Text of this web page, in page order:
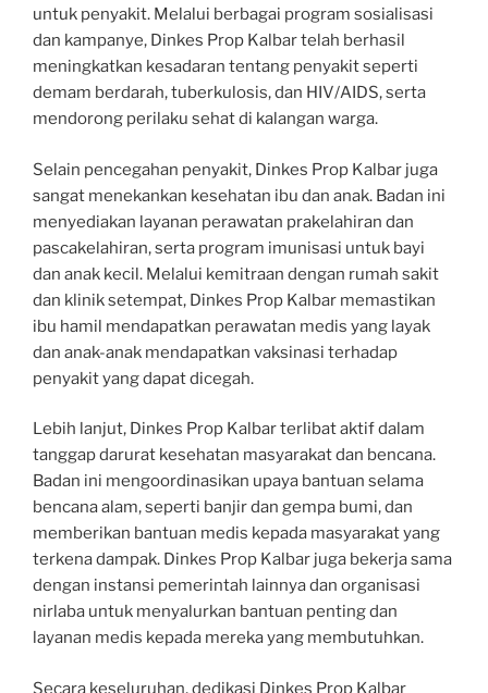
untuk penyakit. Melalui berbagai program sosialisasi
dan kampanye, Dinkes Prop Kalbar telah berhasil
meningkatkan kesadaran tentang penyakit seperti
demam berdarah, tuberkulosis, dan HIV/AIDS, serta
mendorong perilaku sehat di kalangan warga.
Selain pencegahan penyakit, Dinkes Prop Kalbar juga
sangat menekankan kesehatan ibu dan anak. Badan ini
menyediakan layanan perawatan prakelahiran dan
pascakelahiran, serta program imunisasi untuk bayi
dan anak kecil. Melalui kemitraan dengan rumah sakit
dan klinik setempat, Dinkes Prop Kalbar memastikan
ibu hamil mendapatkan perawatan medis yang layak
dan anak-anak mendapatkan vaksinasi terhadap
penyakit yang dapat dicegah.
Lebih lanjut, Dinkes Prop Kalbar terlibat aktif dalam
tanggap darurat kesehatan masyarakat dan bencana.
Badan ini mengoordinasikan upaya bantuan selama
bencana alam, seperti banjir dan gempa bumi, dan
memberikan bantuan medis kepada masyarakat yang
terkena dampak. Dinkes Prop Kalbar juga bekerja sama
dengan instansi pemerintah lainnya dan organisasi
nirlaba untuk menyalurkan bantuan penting dan
layanan medis kepada mereka yang membutuhkan.
Secara keseluruhan, dedikasi Dinkes Prop Kalbar